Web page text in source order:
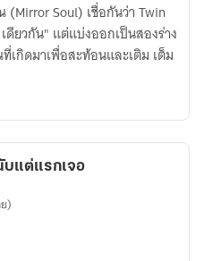
Soul) เชื่อกันว่า Twin
ยวกัน" แต่แบ่งออกเป็นสองร่าง
กิดมาเพื่อสะท้อนและเติม เต็ม
บแต่แรกเจอ
)